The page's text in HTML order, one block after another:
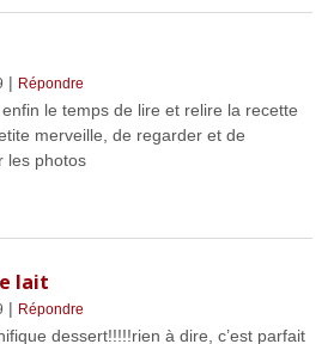
| Répondre
le temps de lire et relire la recette
merveille, de regarder et de
les photos
lait
| Répondre
dessert!!!!!rien à dire, c’est parfait